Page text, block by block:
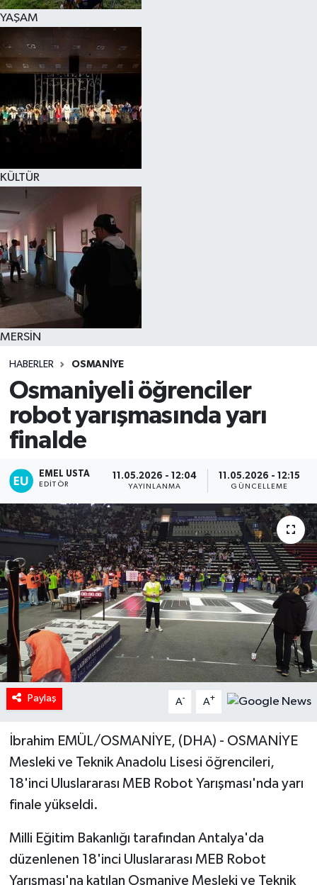
YAŞAM
KÜLTÜR
MERSİN
HABERLER OSMANİYE
Osmaniyeli öğrenciler
robot yarışmasında yarı
finalde
EMEL USTA
EDITÖR
11.05.2026 - 12:04
YAYINLANMA
11.05.2026 - 12:15
GÜNCELLEME
Paylaş A- A+
İbrahim EMÜL/OSMANİYE, (DHA) - OSMANİYE
Mesleki ve Teknik Anadolu Lisesi öğrencileri,
18'inci Uluslararası MEB Robot Yarışması'nda yarı
finale yükseldi.
Milli Eğitim Bakanlığı tarafından Antalya'da
düzenlenen 18'inci Uluslararası MEB Robot
Yarışması'na katılan Osmaniye Mesleki ve Teknik